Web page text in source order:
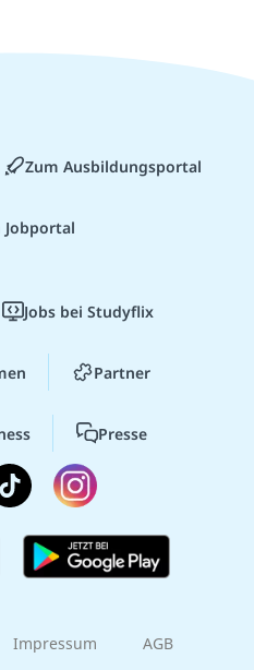
Zum Ausbildungsportal
Jobportal
Jobs bei Studyflix
Partner
Presse
Impressum AGB